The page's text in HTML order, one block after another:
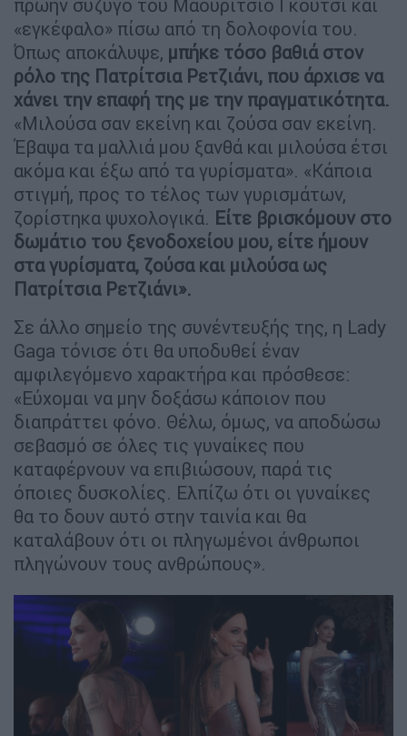
πρώην σύζυγο του Μαουρίτσιο Γκούτσι και
«εγκέφαλο» πίσω από τη δολοφονία του.
Όπως αποκάλυψε, μπήκε τόσο βαθιά στον
ρόλο της Πατρίτσια Ρετζιάνι, που άρχισε να
χάνει την επαφή της με την πραγματικότητα.
«Μιλούσα σαν εκείνη και ζούσα σαν εκείνη.
Έβαψα τα μαλλιά μου ξανθά και μιλούσα έτσι
ακόμα και έξω από τα γυρίσματα». «Κάποια
στιγμή, προς το τέλος των γυρισμάτων,
ζορίστηκα ψυχολογικά. Είτε βρισκόμουν στο
δωμάτιο του ξενοδοχείου μου, είτε ήμουν
στα γυρίσματα, ζούσα και μιλούσα ως
Πατρίτσια Ρετζιάνι».
Σε άλλο σημείο της συνέντευξής της, η Lady
Gaga τόνισε ότι θα υποδυθεί έναν
αμφιλεγόμενο χαρακτήρα και πρόσθεσε:
«Εύχομαι να μην δοξάσω κάποιον που
διαπράττει φόνο. Θέλω, όμως, να αποδώσω
σεβασμό σε όλες τις γυναίκες που
καταφέρνουν να επιβιώσουν, παρά τις
όποιες δυσκολίες. Ελπίζω ότι οι γυναίκες
θα το δουν αυτό στην ταινία και θα
καταλάβουν ότι οι πληγωμένοι άνθρωποι
πληγώνουν τους ανθρώπους».